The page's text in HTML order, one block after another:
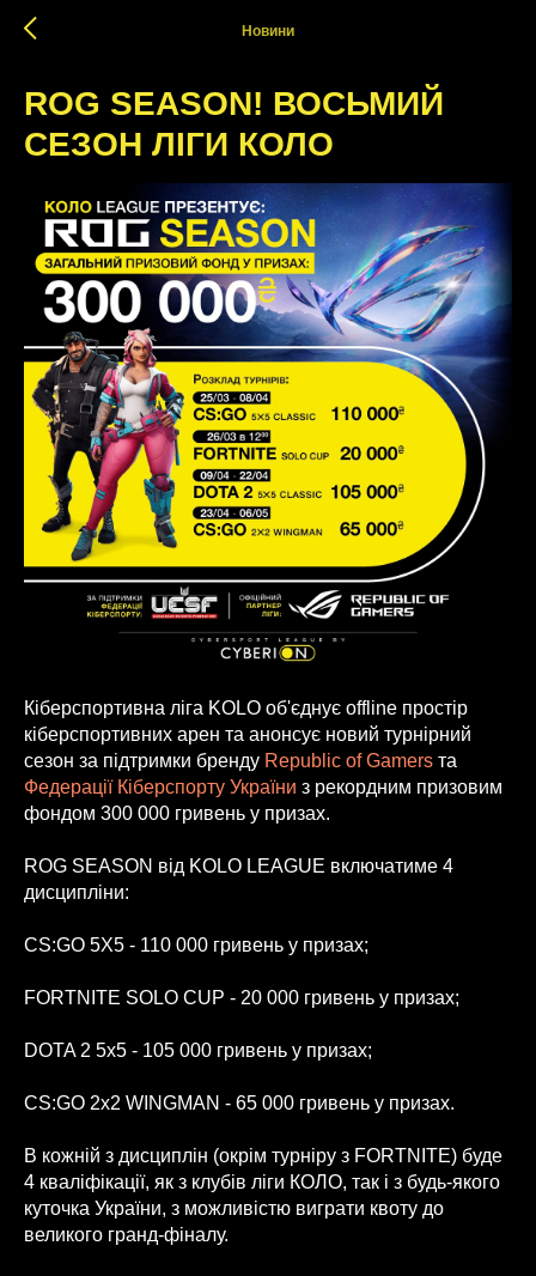
Новини
ROG SEASON! ВОСЬМИЙ
СЕЗОН ЛІГИ КОЛО
Кіберспортивна ліга KOLO об'єднує оffline простір
кіберспортивних арен та анонсує новий турнірний
сезон за підтримки бренду Republic of Gamers та
Федерації Кіберспорту України з рекордним призовим
фондом 300 000 гривень у призах.
ROG SEASON від KOLO LEAGUE включатиме 4
дисципліни:
CS:GO 5X5 - 110 000 гривень у призах;
FORTNITE SOLO CUP - 20 000 гривень у призах;
DOTA 2 5x5 - 105 000 гривень у призах;
CS:GO 2x2 WINGMAN - 65 000 гривень у призах.
В кожній з дисциплін (окрім турніру з FORTNITE) буде
4 кваліфікації, як з клубів ліги КОЛО, так і з будь-якого
куточка України, з можливістю виграти квоту до
великого гранд-фіналу.